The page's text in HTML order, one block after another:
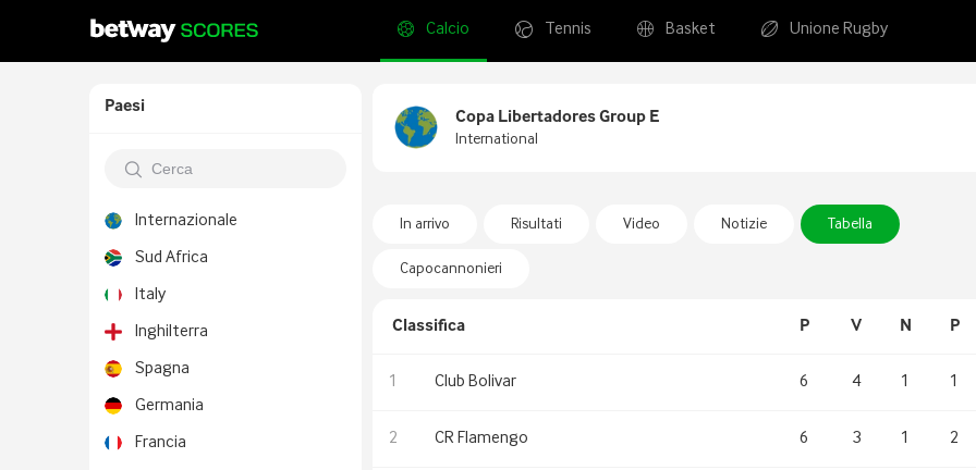
Calcio Tennis Basket Unione Rugby
Paesi
Internazionale
Sud Africa
Italy
Inghilterra
Spagna
Germania
Francia
Copa Libertadores Group E
International
In arrivo Risultati Video Notizie Tabella
Capocannonieri
Classifica P V N P
1 Club Bolivar 6 4 1 1
2 CR Flamengo 6 3 1 2